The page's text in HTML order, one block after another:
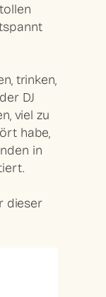
trinken,
DJ
viel zu
habe,
in
dieser